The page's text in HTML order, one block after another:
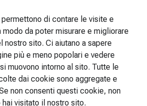
di contare le visite e
da poter misurare e migliorare
nostro sito. Ci aiutano a sapere
più e meno popolari e vedere
muovono intorno al sito. Tutte le
dai cookie sono aggregate e
non consenti questi cookie, non
hai visitato il nostro sito.